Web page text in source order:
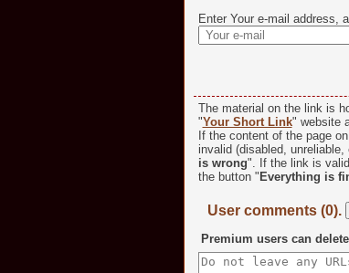
Enter Your e-mail address,
The material on the link is
"Your Short Link" website
If the content of the page
invalid (disabled,
is wrong". If the link is
the button " Everything is
User comments (0).
Premium users can